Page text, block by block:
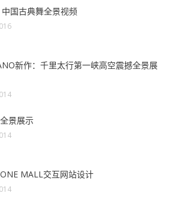
中国古典舞全景视频
新作：千里太行第一峡高空震撼全景展
景展示
MALL交互网站设计